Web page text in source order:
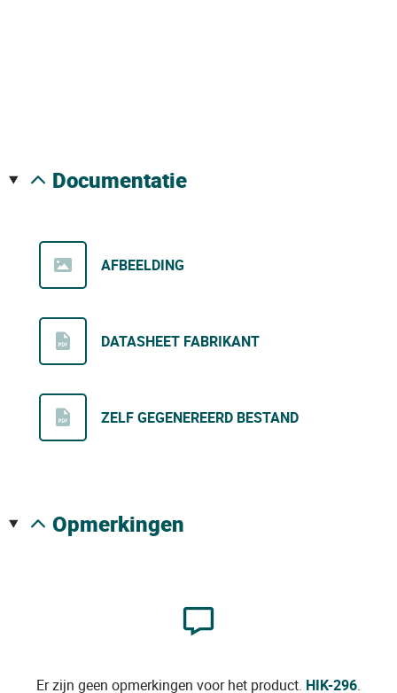
documentatie
AFBEELDING
DATASHEET FABRIKANT
ZELF GEGENEREERD BESTAND
opmerkingen
Er zijn geen opmerkingen voor het product. HIK-296.